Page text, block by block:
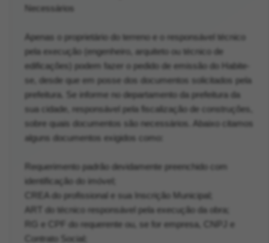
Necessários
Apenas o proprietário do terreno e o responsável técnico
pela execução (engenheiro, arquiteto ou técnico de
edificações) podem fazer o pedido de emissão do Habite-
se, desde que em posse dos documentos solicitados pela
prefeitura. Se informe no departamento da prefeitura da
sua cidade, responsável pela fiscalização de construções,
sobre quais documentos são necessários. Abaixo citamos
alguns documentos exigidos como:
Requerimento padrão devidamente preenchido com
identificação do imóvel;
CREA do profissional e sua Inscrição Municipal;
ART do técnico responsável pela execução da obra;
RG e CPF do requerente ou, se for empresa, CNPJ e
Contrato Social;